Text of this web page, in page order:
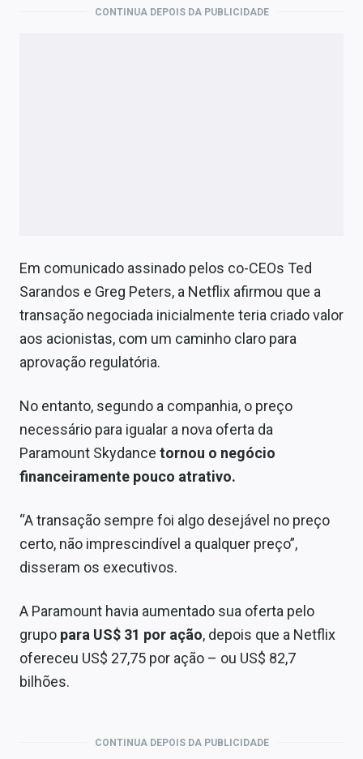
Sobre
Expediente
Contato
CONTINUA DEPOIS DA PUBLICIDADE
Em comunicado assinado pelos co-CEOs Ted
Sarandos e Greg Peters, a Netflix afirmou que a
transação negociada inicialmente teria criado valor
aos acionistas, com um caminho claro para
aprovação regulatória.
No entanto, segundo a companhia, o preço
necessário para igualar a nova oferta da
Paramount Skydance tornou o negócio
financeiramente pouco atrativo.
“A transação sempre foi algo desejável no preço
certo, não imprescindível a qualquer preço”,
disseram os executivos.
A Paramount havia aumentado sua oferta pelo
grupo para US$ 31 por ação, depois que a Netflix
ofereceu US$ 27,75 por ação – ou US$ 82,7
bilhões.
CONTINUA DEPOIS DA PUBLICIDADE